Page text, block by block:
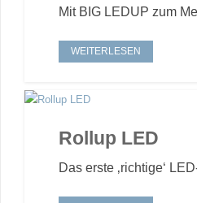
Mit BIG LEDUP zum
WEITERLESEN
Rollup LED
Das erste ‚richtige‘